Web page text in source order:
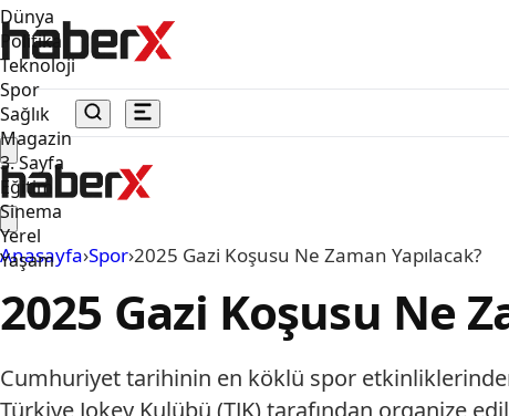
Dünya
Politika
Teknoloji
Spor
Sağlık
Magazin
3. Sayfa
Eğitim
Sinema
Yerel
Yaşam
Anasayfa›Spor›2025 Gazi Koşusu Ne Zaman Yapılacak?
2025 Gazi Koşusu Ne
Cumhuriyet tarihinin en köklü spor
Türkiye Jokey Kulübü (TJK) tarafından organize